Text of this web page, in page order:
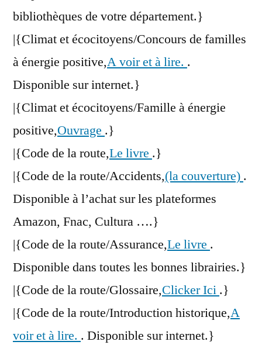
bibliothèques de votre département.}
|{Climat et écocitoyens/Concours de familles
à énergie positive,A voir et à lire. .
Disponible sur internet.}
|{Climat et écocitoyens/Famille à énergie
positive,Ouvrage .}
|{Code de la route,Le livre .}
|{Code de la route/Accidents,(la couverture) .
Disponible à l’achat sur les plateformes
Amazon, Fnac, Cultura ….}
|{Code de la route/Assurance,Le livre .
Disponible dans toutes les bonnes librairies.}
|{Code de la route/Glossaire,Clicker Ici .}
|{Code de la route/Introduction historique,A
voir et à lire. . Disponible sur internet.}